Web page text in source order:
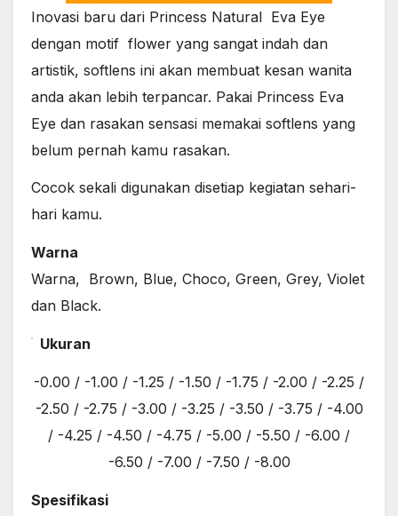
Inovasi baru dari Princess Natural Eva Eye
dengan motif flower yang sangat indah dan
artistik, softlens ini akan membuat kesan wanita
anda akan lebih terpancar. Pakai Princess Eva
Eye dan rasakan sensasi memakai softlens yang
belum pernah kamu rasakan.
Cocok sekali digunakan disetiap kegiatan sehari-
hari kamu.
Warna
Warna, Brown, Blue, Choco, Green, Grey, Violet
dan Black.
Ukuran
-0.00 / -1.00 / -1.25 / -1.50 / -1.75 / -2.00 / -2.25 /
-2.50 / -2.75 / -3.00 / -3.25 / -3.50 / -3.75 / -4.00
/ -4.25 / -4.50 / -4.75 / -5.00 / -5.50 / -6.00 /
-6.50 / -7.00 / -7.50 / -8.00
Spesifikasi